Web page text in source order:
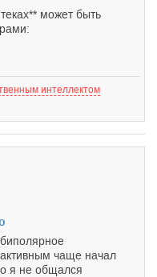
может быть
интеллектом
чаще начал
я не общался